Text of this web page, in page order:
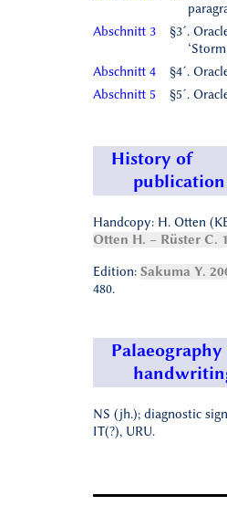
Abschnitt 3
§3´.
Abschnitt 4
§4´.
Abschnitt 5
§5´.
History of
publication
Handcopy: H. Otten
Otten H. – Rüster C.
Edition: Sakuma Y.
480.
Palaeography
NS (jh.); diagnostic
IT(?), URU.